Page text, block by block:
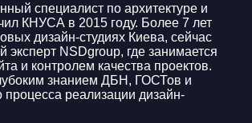
специалист по архитектуре и
КНУСА в 2015 году. Более 7 лет
дизайн-студиях Киева, сейчас
эксперт NSDgroup, где занимается
и контролем качества проектов.
знанием ДБН, ГОСТов и
процесса реализации дизайн-